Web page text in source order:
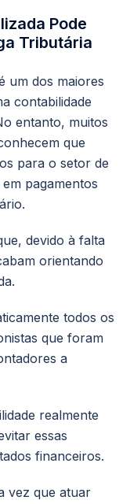
Pode
Tributária
um dos maiores
contabilidade
entanto, muitos
que
para o setor de
pagamentos
devido à falta
orientando
todos os
que foram
a
realmente
essas
financeiros.
vez que atuar